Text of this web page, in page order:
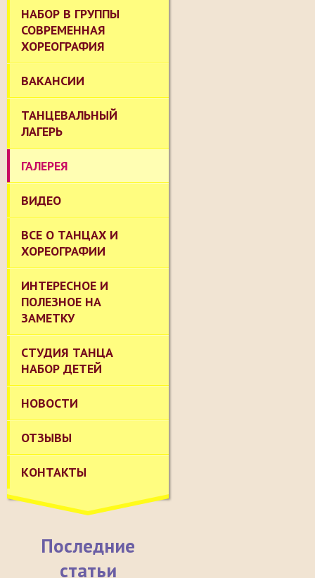
НАБОР В ГРУППЫ
СОВРЕМЕННАЯ
ХОРЕОГРАФИЯ
ВАКАНСИИ
ТАНЦЕВАЛЬНЫЙ
ЛАГЕРЬ
ГАЛЕРЕЯ
ВИДЕО
ВСЕ О ТАНЦАХ И
ХОРЕОГРАФИИ
ИНТЕРЕСНОЕ И
ПОЛЕЗНОЕ НА
ЗАМЕТКУ
СТУДИЯ ТАНЦА
НАБОР ДЕТЕЙ
НОВОСТИ
ОТЗЫВЫ
КОНТАКТЫ
Последние
статьи